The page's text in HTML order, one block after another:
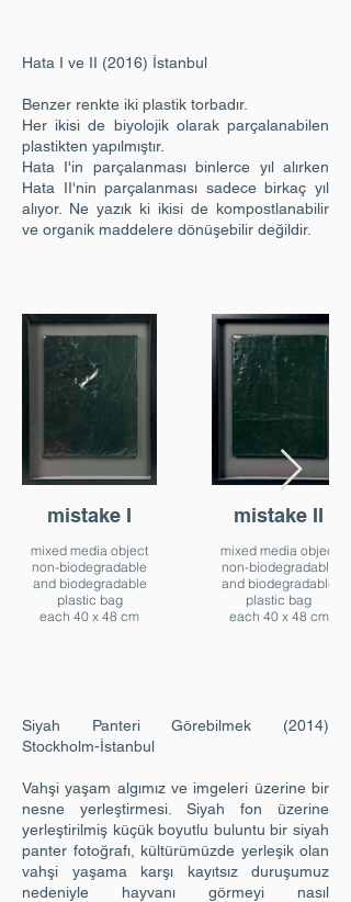
Hata I ve II (2016) İstanbul
Benzer renkte iki plastik torbadır.
Her ikisi de biyolojik olarak parçalanabilen
plastikten yapılmıştır.
Hata I'in parçalanması binlerce yıl alırken
Hata II'nin parçalanması sadece birkaç yıl
alıyor. Ne yazık ki ikisi de kompostlanabilir
ve organik maddelere dönüşebilir değildir.
mistake I
mixed media object
non-biodegradable
and biodegradable
plastic bag
each 40 x 48 cm
mistake II
mixed media object
non-biodegradable
and biodegradable
plastic bag
each 40 x 48 cm
Siyah Panteri Görebilmek (2014)
Stockholm-İstanbul
Vahşi yaşam algımız ve imgeleri üzerine bir
nesne yerleştirmesi. Siyah fon üzerine
yerleştirilmiş küçük boyutlu buluntu bir siyah
panter fotoğrafı, kültürümüzde yerleşik olan
vahşi yaşama karşı kayıtsız duruşumuz
nedeniyle hayvanı görmeyi nasıl